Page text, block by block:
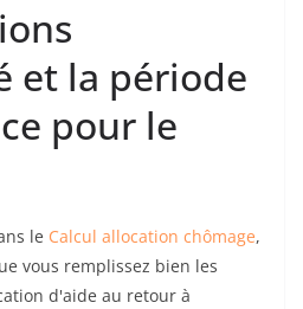
et la période
pour le
le Calcul allocation chômage,
vous remplissez bien les
d'aide au retour à